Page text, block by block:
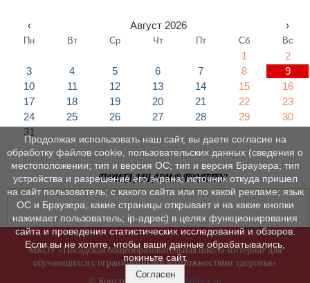
‹ Август 2026 ›
Пн Вт Ср Чт Пт Сб Вс
1
2
3
4 5 6 7 8
9
10
11 12 13 14 15
16
17
18 19 20 21 22
23
24
25 26 27 28 29
30
31
ПРИГЛАШАЕМ В ГРУППУ!
МКОУ «Посадская общеобразовательная школа-интернат для
обучающихся с ограниченными возможностями здоровья»
© Конструктор сайтов Nubex.ru
Продолжая использовать наш сайт, вы даете согласие на
обработку файлов cookie, пользовательских данных (сведения о
местоположении; тип и версия ОС; тип и версия Браузера; тип
устройства и разрешение его экрана; источник откуда пришел
на сайт пользователь; с какого сайта или по какой рекламе; язык
ОС и Браузера; какие страницы открывает и на какие кнопки
нажимает пользователь; ip-адрес) в целях функционирования
сайта и проведения статистических исследований и обзоров.
Если вы не хотите, чтобы ваши данные обрабатывались,
покиньте сайт.
Согласен